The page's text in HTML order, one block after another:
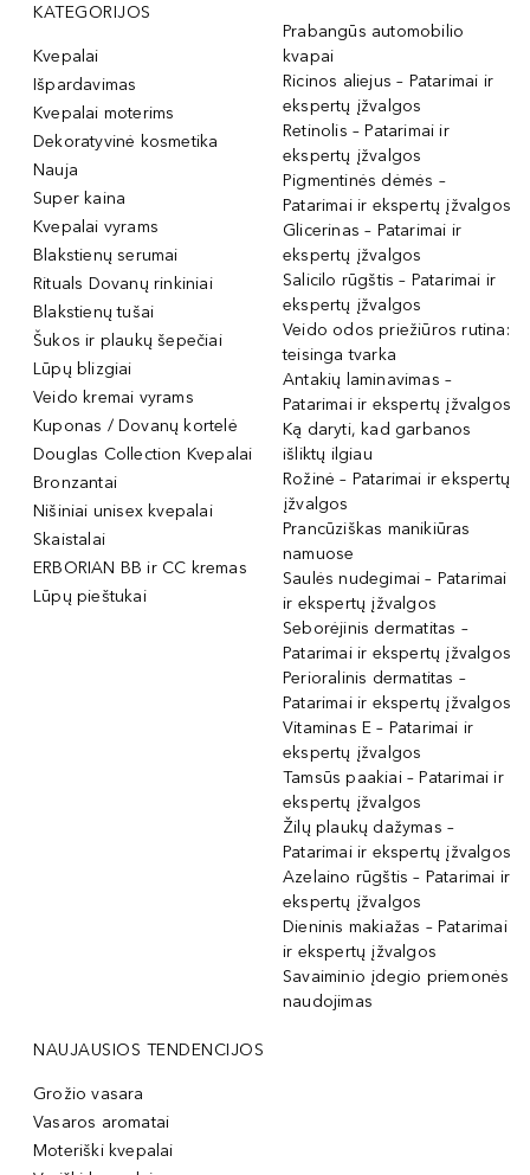
KATEGORIJOS
Kvepalai
Išpardavimas
Kvepalai moterims
Dekoratyvinė kosmetika
Nauja
Super kaina
Kvepalai vyrams
Blakstienų serumai
Rituals Dovanų rinkiniai
Blakstienų tušai
Šukos ir plaukų šepečiai
Lūpų blizgiai
Veido kremai vyrams
Kuponas / Dovanų kortelė
Douglas Collection Kvepalai
Bronzantai
Nišiniai unisex kvepalai
Skaistalai
ERBORIAN BB ir CC kremas
Lūpų pieštukai
Prabangūs automobilio
kvapai
Ricinos aliejus – Patarimai ir
ekspertų įžvalgos
Retinolis – Patarimai ir
ekspertų įžvalgos
Pigmentinės dėmės –
Patarimai ir ekspertų įžvalgos
Glicerinas – Patarimai ir
ekspertų įžvalgos
Salicilo rūgštis – Patarimai ir
ekspertų įžvalgos
Veido odos priežiūros rutina:
teisinga tvarka
Antakių laminavimas –
Patarimai ir ekspertų įžvalgos
Ką daryti, kad garbanos
išliktų ilgiau
Rožinė – Patarimai ir ekspertų
įžvalgos
Prancūziškas manikiūras
namuose
Saulės nudegimai – Patarimai
ir ekspertų įžvalgos
Seborėjinis dermatitas –
Patarimai ir ekspertų įžvalgos
Perioralinis dermatitas –
Patarimai ir ekspertų įžvalgos
Vitaminas E – Patarimai ir
ekspertų įžvalgos
Tamsūs paakiai – Patarimai ir
ekspertų įžvalgos
Žilų plaukų dažymas –
Patarimai ir ekspertų įžvalgos
Azelaino rūgštis – Patarimai ir
ekspertų įžvalgos
Dieninis makiažas – Patarimai
ir ekspertų įžvalgos
Savaiminio įdegio priemonės
naudojimas
NAUJAUSIOS TENDENCIJOS
Grožio vasara
Vasaros aromatai
Moteriški kvepalai